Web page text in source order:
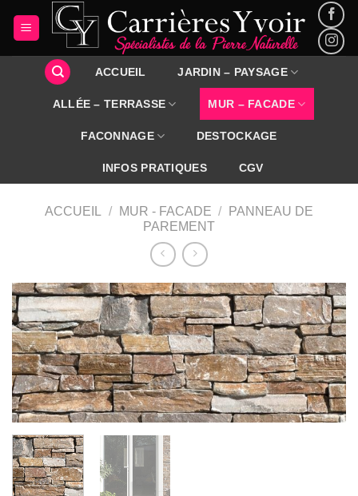
ACCUEIL JARDIN – PAYSAGE
ALLÉE – TERRASSE MUR – FACADE
FACONNAGE DESTOCKAGE
INFOS PRATIQUES CGV
ACCUEIL / MUR - FACADE /
PANNEAU DE
PAREMENT